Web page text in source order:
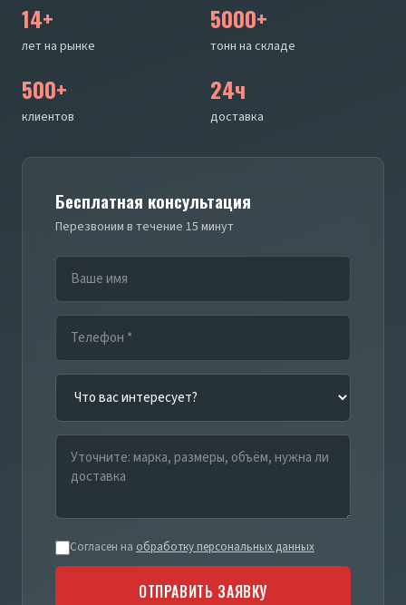
14+
лет на рынке
5000+
тонн на складе
500+
клиентов
24ч
доставка
Бесплатная консультация
Перезвоним в течение 15 минут
Согласен на обработку персональных данных
ОТПРАВИТЬ ЗАЯВКУ